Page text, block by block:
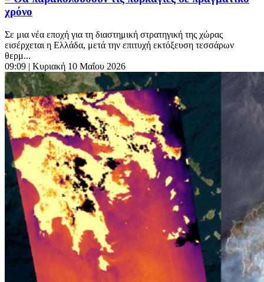
χρόνο
Σε μια νέα εποχή για τη διαστημική στρατηγική της χώρας
εισέρχεται η Ελλάδα, μετά την επιτυχή εκτόξευση τεσσάρων
θερμ...
09:09 | Κυριακή 10 Μαΐου 2026